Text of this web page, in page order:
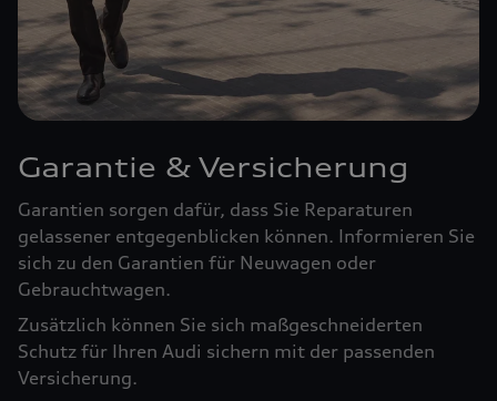
Garantie & Versicherung
Garantien sorgen dafür, dass Sie Reparaturen
gelassener entgegenblicken können. Informieren Sie
sich zu den Garantien für Neuwagen oder
Gebrauchtwagen.
Zusätzlich können Sie sich maßgeschneiderten
Schutz für Ihren Audi sichern mit der passenden
Versicherung.